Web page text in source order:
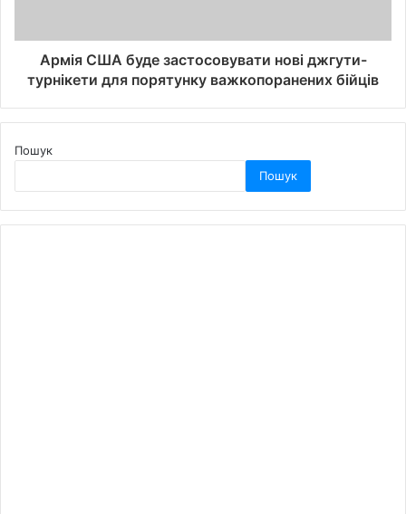
Армія США буде застосовувати нові джгути-
турнікети для порятунку важкопоранених бійців
Пошук
Пошук